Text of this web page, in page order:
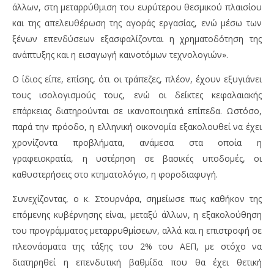
άλλων, στη μεταρρύθμιση του ευρύτερου θεσμικού πλαισίου
και της απελευθέρωση της αγοράς εργασίας, ενώ μέσω των
ξένων επενδύσεων εξασφαλίζονται η χρηματοδότηση της
ανάπτυξης και η εισαγωγή καινοτόμων τεχνολογιών».
Ο ίδιος είπε, επίσης, ότι οι τράπεζες, πλέον, έχουν εξυγιάνει
τους ισολογισμούς τους, ενώ οι δείκτες κεφαλαιακής
επάρκειας διατηρούνται σε ικανοποιητικά επίπεδα. Ωστόσο,
παρά την πρόοδο, η ελληνική οικονομία εξακολουθεί να έχει
χρονίζοντα προβλήματα, ανάμεσα στα οποία η
γραφειοκρατία, η υστέρηση σε βασικές υποδομές, οι
καθυστερήσεις στο κτηματολόγιο, η φοροδιαφυγή.
Συνεχίζοντας, ο κ. Στουρνάρα, σημείωσε πως καθήκον της
επόμενης κυβέρνησης είναι, μεταξύ άλλων, η εξακολούθηση
του προγράμματος μεταρρυθμίσεων, αλλά και η επιστροφή σε
πλεονάσματα της τάξης του 2% του ΑΕΠ, με στόχο να
διατηρηθεί η επενδυτική βαθμίδα που θα έχει θετική